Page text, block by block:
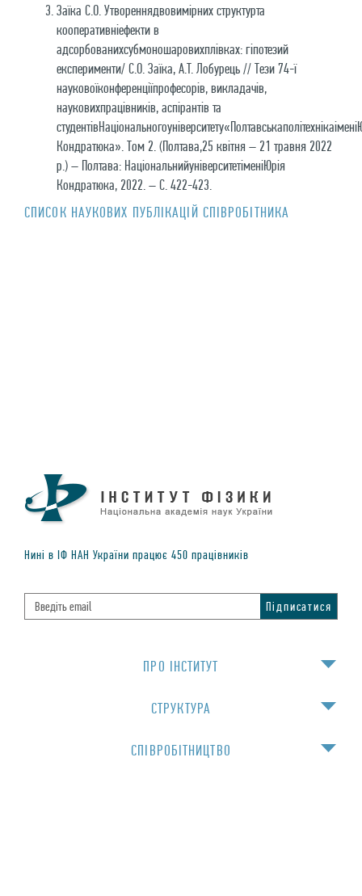
Заїка С.О. Утвореннядвовимірних структурта
кооперативніефекти в
адсорбованихсубмоношаровихплівках: гіпотезий
експерименти/ С.О. Заїка, А.Т. Лобурець // Тези 74-ї
науковоїконференціїпрофесорів, викладачів,
науковихпрацівників, аспірантів та
Кондратюка». Том 2. (Полтава,25 квітня – 21 травня 2022
р.) – Полтава: НаціональнийуніверситетіменіЮрія
Кондратюка, 2022. – С. 422-423.
СПИСОК НАУКОВИХ ПУБЛIКАЦIЙ СПIВРОБIТНИКА
Нинi в IФ НАН України працює 450 працiвникiв
ПРО IНСТИТУТ
СТРУКТУРА
СПIВРОБIТНИЦТВО